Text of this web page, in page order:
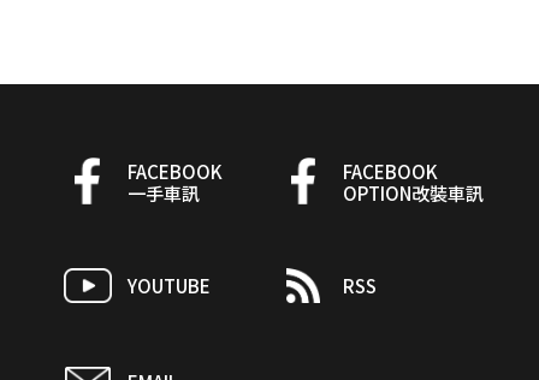
FACEBOOK
一手車訊
FACEBOOK
OPTION改裝車訊
YOUTUBE RSS